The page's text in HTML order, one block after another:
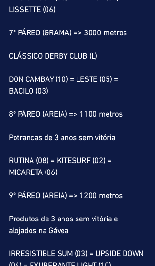
LISSETTE (06)
7º PÁREO (GRAMA) => 3000 metros
CLÁSSICO DERBY CLUB (L)
DON CAMBAY (10) = LESTE (05) =
BACILO (03)
8º PÁREO (AREIA) => 1100 metros
Potrancas de 3 anos sem vitória
RUTINA (08) = KITESURF (02) =
MICARETA (06)
9º PÁREO (AREIA) => 1200 metros
Produtos de 3 anos sem vitória e
alojados na Gávea
IRRESISTIBLE SUM (03) = UPSIDE DOWN